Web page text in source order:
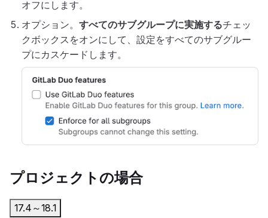
オフにします。
オプション。 すべてのサブグループに実施するチェッ
クボックスをオンにして、設定をすべてのサブグルー
プにカスケードします。
プロジェクトの場合
17.4～18.1